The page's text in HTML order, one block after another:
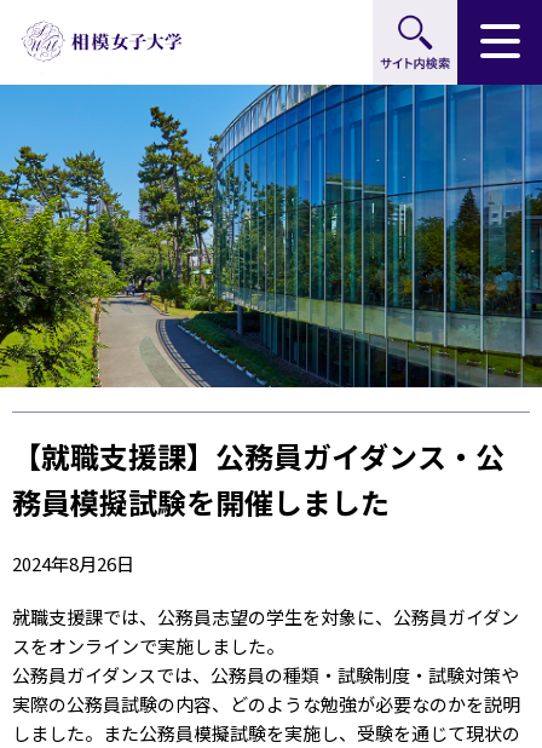
ー
バ
ル
ナ
ビ
ゲ
ー
シ
ョ
ン
へ
カ
ル
ナ
ビ
ゲ
ー
シ
ョ
ン
へ
タ
ー
へ
【就職支援課】公務員ガイダンス・公
務員模擬試験を開催しました
2024年8月26日
就職支援課では、公務員志望の学生を対象に、公務員ガイダン
スをオンラインで実施しました。
公務員ガイダンスでは、公務員の種類・試験制度・試験対策や
実際の公務員試験の内容、どのような勉強が必要なのかを説明
しました。また公務員模擬試験を実施し、受験を通じて現状の